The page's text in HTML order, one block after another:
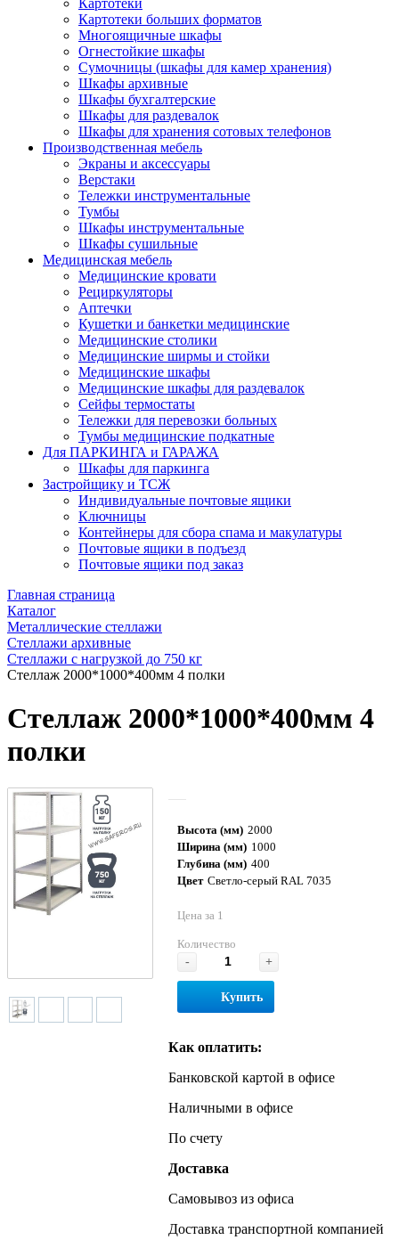
Картотеки
Картотеки больших форматов
Многоящичные шкафы
Огнестойкие шкафы
Сумочницы (шкафы для камер хранения)
Шкафы архивные
Шкафы бухгалтерские
Шкафы для раздевалок
Шкафы для хранения сотовых телефонов
Производственная мебель
Экраны и аксессуары
Верстаки
Тележки инструментальные
Тумбы
Шкафы инструментальные
Шкафы сушильные
Медицинская мебель
Медицинские кровати
Рециркуляторы
Аптечки
Кушетки и банкетки медицинские
Медицинские столики
Медицинские ширмы и стойки
Медицинские шкафы
Медицинские шкафы для раздевалок
Сейфы термостаты
Тележки для перевозки больных
Тумбы медицинские подкатные
Для ПАРКИНГА и ГАРАЖА
Шкафы для паркинга
Застройщику и ТСЖ
Индивидуальные почтовые ящики
Ключницы
Контейнеры для сбора спама и макулатуры
Почтовые ящики в подъезд
Почтовые ящики под заказ
Главная страница
Каталог
Металлические стеллажи
Стеллажи архивные
Стеллажи с нагрузкой до 750 кг
Стеллаж 2000*1000*400мм 4 полки
Стеллаж 2000*1000*400мм 4
полки
Высота (мм) 2000
Ширина (мм) 1000
Глубина (мм) 400
Цвет Светло-серый RAL 7035
Цена за 1
Количество
-
+
Купить
Как оплатить:
Банковской картой в офисе
Наличными в офисе
По счету
Доставка
Самовывоз из офиса
Доставка транспортной компанией